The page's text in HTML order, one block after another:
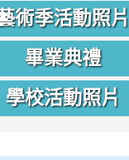
術季活動照片
畢業典禮
學校活動照片